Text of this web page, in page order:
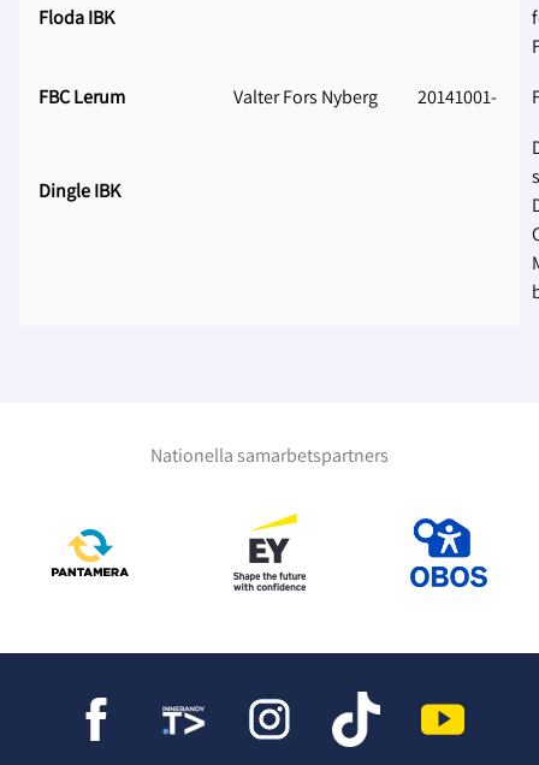
Floda IBK
FBC Lerum
Valter Fors Nyberg 20141001-
Dingle IBK
Nationella samarbetspartners